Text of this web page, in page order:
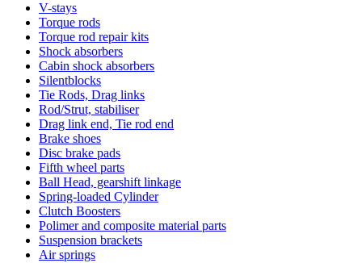
V-stays
Torque rods
Torque rod repair kits
Shock absorbers
Cabin shock absorbers
Silentblocks
Tie Rods, Drag links
Rod/Strut, stabiliser
Drag link end, Tie rod end
Brake shoes
Disc brake pads
Fifth wheel parts
Ball Head, gearshift linkage
Spring-loaded Cylinder
Clutch Boosters
Polimer and composite material parts
Suspension brackets
Air springs